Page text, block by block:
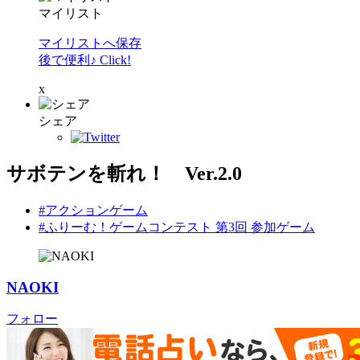
マイリスト
マイリストへ保存
後で便利♪ Click!
x
シェア
サボテンを斬れ！ Ver.2.0
#アクションゲーム
#ふりーむ！ゲームコンテスト 第3回 参加ゲーム
NAOKI
フォロー